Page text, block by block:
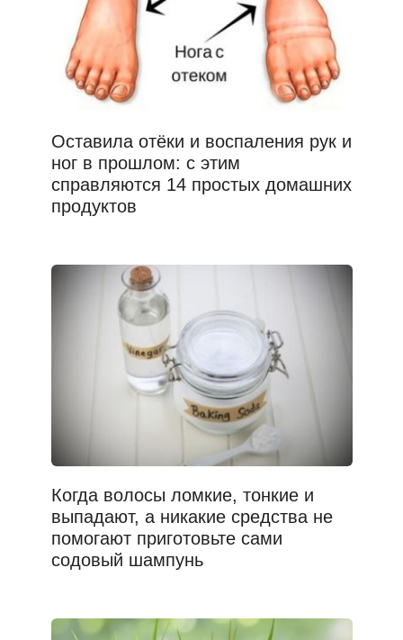
Оставила отёки и воспаления рук и
ног в прошлом: с этим
справляются 14 простых домашних
продуктов
Когда волосы ломкие, тонкие и
выпадают, а никакие средства не
помогают приготовьте сами
содовый шампунь